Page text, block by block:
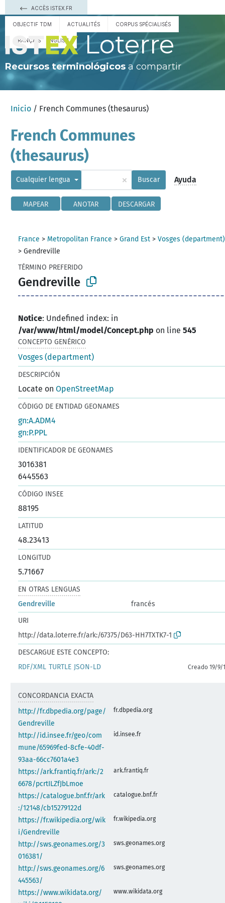
ACCÈS ISTEX.FR
OBJECTIF TDM ACTUALITÉS CORPUS SPÉCIALISÉS
FRANÇAIS ENGLISH Loterre
Recursos terminológicos a compartir
Inicio / French Communes (thesaurus)
French Communes
(thesaurus)
Cualquier lengua × Buscar Ayuda
MAPEAR ANOTAR DESCARGAR
France > Metropolitan France >Grand Est >Vosges (department)
>Gendreville
TÉRMINO PREFERIDO
Gendreville
Notice: Undefined index: in
/var/www/html/model/Concept.php on line545
CONCEPTO GENÉRICO
Vosges (department)
DESCRIPCIÓN
Locate onOpenStreetMap
CÓDIGO DE ENTIDAD GEONAMES
gn:A.ADM4
gn:P.PPL
IDENTIFICADOR DE GEONAMES
3016381
6445563
CÓDIGO INSEE
88195
LATITUD
48.23413
LONGITUD
5.71667
EN OTRAS LENGUAS
Gendreville
francés
URI
http://data.loterre.fr/ark:/67375/D63-HH7TXTK7-1
DESCARGUE ESTE CONCEPTO:
RDF/XML TURTLE JSON-LD Creado 19/9/
CONCORDANCIA EXACTA
http://fr.dbpedia.org/page/
Gendreville
fr.dbpedia.org
http://id.insee.fr/geo/com
mune/65969fed-8cfe-40df-
93aa-66cc7601a4e3
id.insee.fr
https://ark.frantiq.fr/ark:/2
6678/pcrtILZfJbLmoe
ark.frantiq.fr
https://catalogue.bnf.fr/ark
:/12148/cb15279122d
catalogue.bnf.fr
https://fr.wikipedia.org/wik
i/Gendreville
fr.wikipedia.org
http://sws.geonames.org/3
016381/
sws.geonames.org
http://sws.geonames.org/6
445563/
sws.geonames.org
https://www.wikidata.org/
www.wikidata.org